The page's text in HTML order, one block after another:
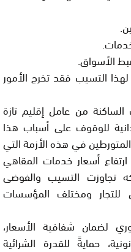
الأسواق.
التسيب فقد تخرج الأمور
من عامل إقليم تازة
للوقوف على أسباب هذا
في هذه الأزمة التي
أسعار خدمات المقاهي
تجاوزت التسيب والفوضى
ومختلف المؤسسات
لضمان شفافية الأسعار،
حمايةً للقدرة الشرائية